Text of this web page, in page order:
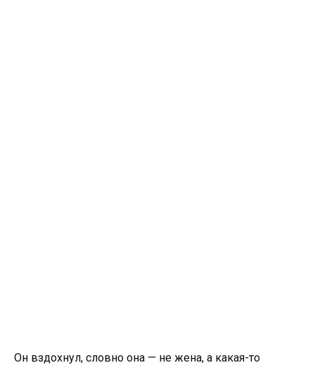
Он вздохнул, словно она — не жена, а какая-то